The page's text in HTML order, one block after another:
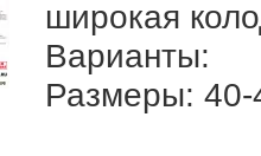
широкая
Варианты:
Размеры: 40-